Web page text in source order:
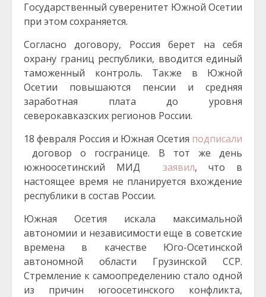
Государственный суверенитет Южной Осетии
при этом сохраняется.
Согласно договору, Россия берет на себя
охрану границ республики, вводится единый
таможенный контроль. Также в Южной
Осетии повышаются пенсии и средняя
заработная плата до уровня
северокавказских регионов России.
18 февраля Россия и Южная Осетия подписали
договор о госгранице. В тот же день
южноосетинский МИД заявил, что в
настоящее время не планируется вхождение
республики в состав России.
Южная Осетия искала максимальной
автономии и независимости еще в советские
времена в качестве Юго-Осетинской
автономной области Грузинской ССР.
Стремление к самоопределению стало одной
из причин югоосетинского конфликта,